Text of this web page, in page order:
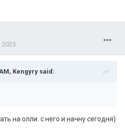
2025
Kengyry said:
на олли. с него и начну сегодня)